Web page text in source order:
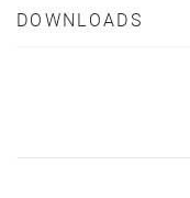
DOWNLOADS